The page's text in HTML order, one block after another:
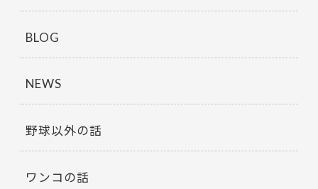
BLOG
NEWS
野球以外の話
ワンコの話